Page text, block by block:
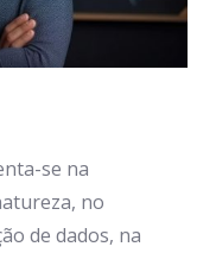
se na
no
de dados, na